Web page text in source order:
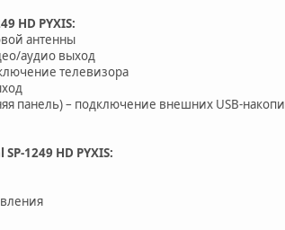
HD PYXIS:
антенны
аудио выход
телевизора
панель) – подключение внешних USB-
1249 HD PYXIS: